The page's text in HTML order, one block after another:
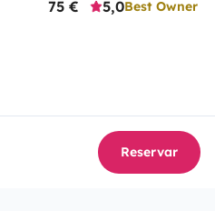
75 €
5,0Best Owner
Reservar